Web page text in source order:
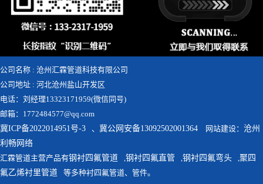
公司名称 : 沧州汇霖管道科技有限公司
公司地址 : 河北沧州盐山开发区
电话：刘经理13323171959(微信同号)
邮箱：1772484577@qq.com
冀ICP备2022014951号-3
、 冀公网安备13092502001364 网站建设： 沧州
利畅网络
汇霖管道主营产品有钢衬四氟管道 ,钢衬四氟直管 ,钢衬四氟弯头 ,聚四
氟乙烯衬里管道
等多种衬四氟管道、管件。